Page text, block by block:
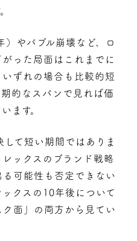
）やバブル崩壊など、ロ
った局面はこれまでに
ずれの場合も比較的短
的なスパンで見れば価
ます。
て短い期間ではありま
ックスのブランド戦略
可能性も否定できない
クスの10年後について
ク面」の両方から見てい